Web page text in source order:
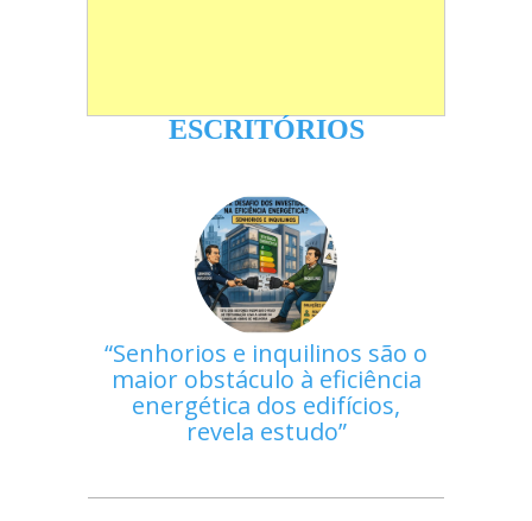
ESCRITÓRIOS
Senhorios e inquilinos são o
maior obstáculo à eficiência
energética dos edifícios,
revela estudo